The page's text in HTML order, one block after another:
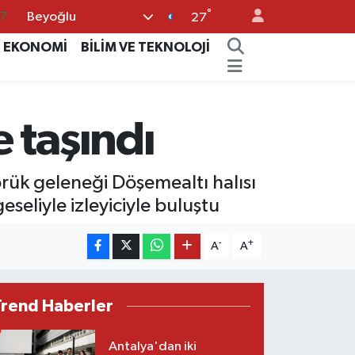
Beyoğlu 27°
EKONOMİ
BİLİM VE TEKNOLOJİ
geleneği Döşemealtı halısı
izleyiciyle buluştu
A- A+
Haberler
Antalya'dan iki